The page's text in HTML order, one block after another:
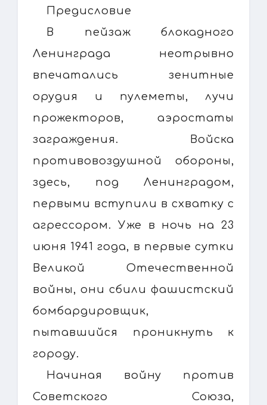
Предисловие
В пейзаж блокадного
Ленинграда неотрывно
впечатались зенитные
орудия и пулеметы, лучи
прожекторов, аэростаты
заграждения. Войска
противовоздушной обороны,
здесь, под Ленинградом,
первыми вступили в схватку с
агрессором. Уже в ночь на 23
июня 1941 года, в первые сутки
Великой Отечественной
войны, они сбили фашистский
бомбардировщик,
пытавшийся проникнуть к
городу.
Начиная войну против
Советского Союза,